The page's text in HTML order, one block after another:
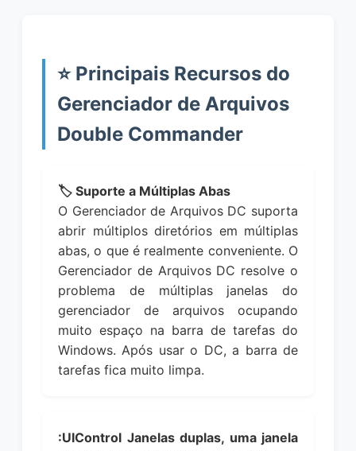
⭐ Principais Recursos do
Gerenciador de Arquivos
Double Commander
🏷️ Suporte a Múltiplas Abas
O Gerenciador de Arquivos DC suporta
abrir múltiplos diretórios em múltiplas
abas, o que é realmente conveniente. O
Gerenciador de Arquivos DC resolve o
problema de múltiplas janelas do
gerenciador de arquivos ocupando
muito espaço na barra de tarefas do
Windows. Após usar o DC, a barra de
tarefas fica muito limpa.
:UIControl Janelas duplas, uma janela